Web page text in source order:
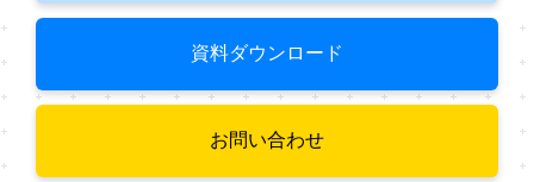
資料ダウンロード
お問い合わせ